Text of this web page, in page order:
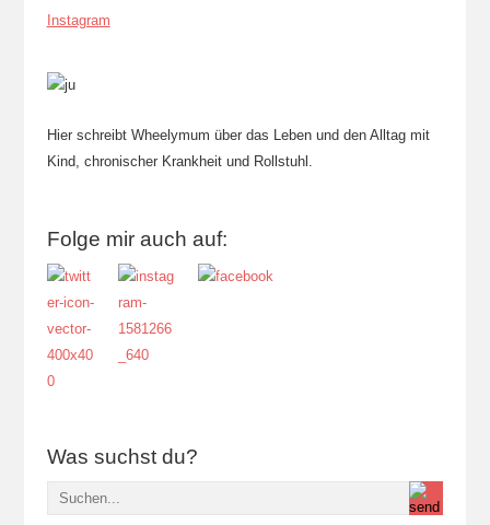
Instagram
Hier schreibt Wheelymum über das Leben und den Alltag mit
Kind, chronischer Krankheit und Rollstuhl.
Folge mir auch auf:
Was suchst du?